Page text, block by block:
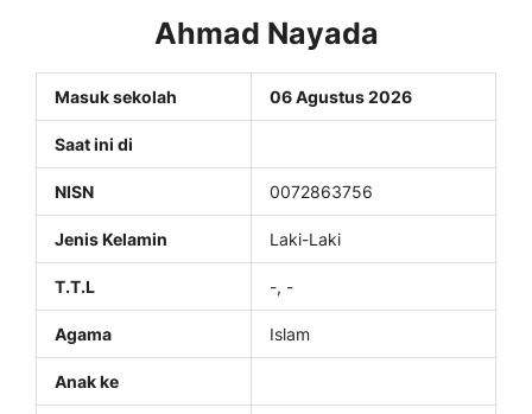
Ahmad Nayada
Masuk sekolah 06 Agustus 2026
Saat ini di
NISN 0072863756
Jenis Kelamin Laki-Laki
T.T.L -, -
Agama Islam
Anak ke